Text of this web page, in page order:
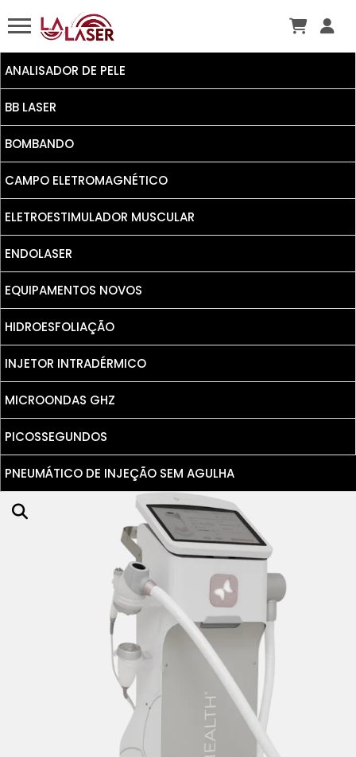
ANALISADOR DE PELE
BB LASER
BOMBANDO
CAMPO ELETROMAGNÉTICO
ELETROESTIMULADOR MUSCULAR
ENDOLASER
EQUIPAMENTOS NOVOS
HIDROESFOLIAÇÃO
INJETOR INTRADÉRMICO
MICROONDAS GHZ
PICOSSEGUNDOS
PNEUMÁTICO DE INJEÇÃO SEM AGULHA